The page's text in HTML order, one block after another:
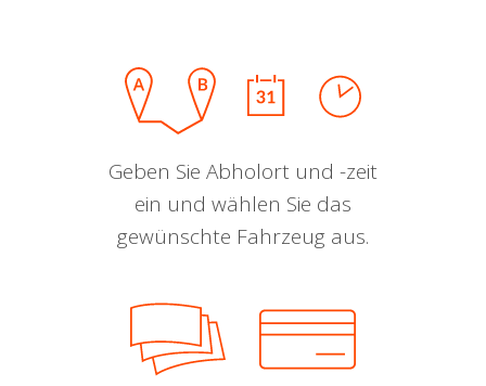
Geben Sie Abholort und -zeit
ein und wählen Sie das
gewünschte Fahrzeug aus.